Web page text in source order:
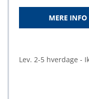
Lev. 2-5 hverdage -